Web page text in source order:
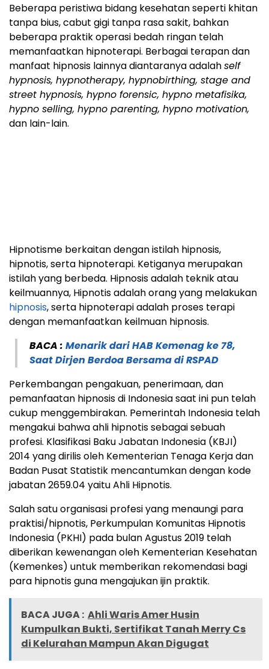
Beberapa peristiwa bidang kesehatan seperti khitan
tanpa bius, cabut gigi tanpa rasa sakit, bahkan
beberapa praktik operasi bedah ringan telah
memanfaatkan hipnoterapi. Berbagai terapan dan
manfaat hipnosis lainnya diantaranya adalahself
hypnosis, hypnotherapy, hypnobirthing, stage and
street hypnosis, hypno forensic, hypno metafisika,
hypno selling, hypno parenting, hypno motivation,
dan lain-lain.
Hipnotisme berkaitan dengan istilah hipnosis,
hipnotis, serta hipnoterapi. Ketiganya merupakan
istilah yang berbeda. Hipnosis adalah teknik atau
keilmuannya, Hipnotis adalah orang yang melakukan
hipnosis, serta hipnoterapi adalah proses terapi
dengan memanfaatkan keilmuan hipnosis.
BACA : Menarik dari HAB Kemenag ke 78,
Saat Dirjen Berdoa Bersama di RSPAD
Perkembangan pengakuan, penerimaan, dan
pemanfaatan hipnosis di Indonesia saat ini pun telah
cukup menggembirakan. Pemerintah Indonesia telah
mengakui bahwa ahli hipnotis sebagai sebuah
profesi. Klasifikasi Baku Jabatan Indonesia (KBJI)
2014 yang dirilis oleh Kementerian Tenaga Kerja dan
Badan Pusat Statistik mencantumkan dengan kode
jabatan 2659.04 yaitu Ahli Hipnotis.
Salah satu organisasi profesi yang menaungi para
praktisi/hipnotis, Perkumpulan Komunitas Hipnotis
Indonesia (PKHI) pada bulan Agustus 2019 telah
diberikan kewenangan oleh Kementerian Kesehatan
(Kemenkes) untuk memberikan rekomendasi bagi
para hipnotis guna mengajukan ijin praktik.
BACA JUGA : Ahli Waris Amer Husin
Kumpulkan Bukti, Sertifikat Tanah Merry Cs
di Kelurahan Mampun Akan Digugat